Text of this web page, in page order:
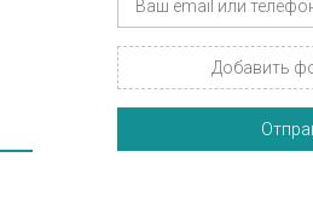
Добавить